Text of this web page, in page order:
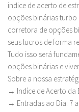
índice de acerto de
opções binárias
corretora de opções
seus lucros de forma
Tudo isso será
opções binárias e
Sobre a nossa
→ Indíce de Acerto da
→ Entradas ao Dia: 7